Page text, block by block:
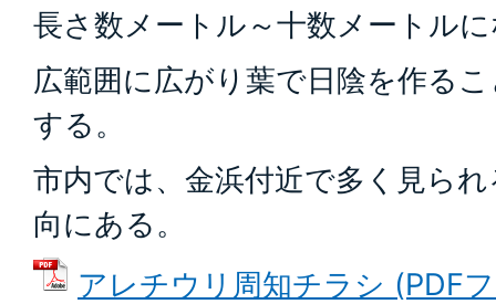
長さ数メートル～十数メートル
広範囲に広がり葉で日陰を作る
する。
市内では、金浜付近で多く見ら
向にある。
アレチウリ周知チラシ (PDF